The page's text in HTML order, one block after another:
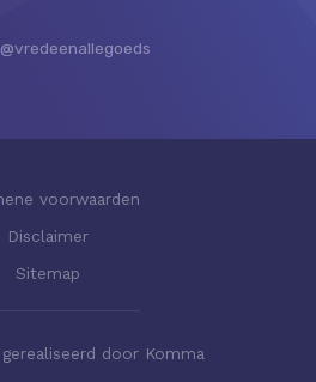
@vredeenallegoeds
voorwaarden
Disclaimer
Sitemap
door Komma
cookies.